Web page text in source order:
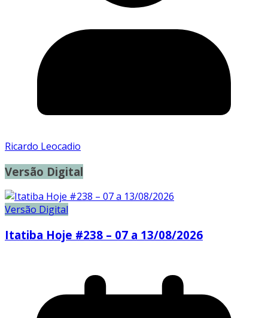
Ricardo Leocadio
Versão Digital
Versão Digital
Itatiba Hoje #238 – 07 a 13/08/2026